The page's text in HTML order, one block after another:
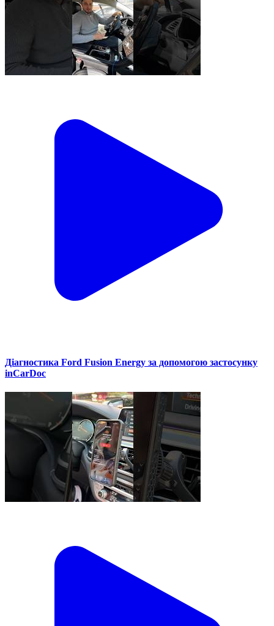
Діагностика Ford Fusion Energy за допомогою застосунку
inCarDoc